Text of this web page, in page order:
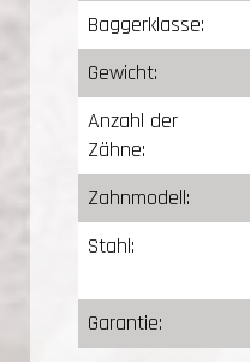
Baggerklasse:
Gewicht:
Anzahl der
Zähne:
Zahnmodell:
Stahl:
Garantie: